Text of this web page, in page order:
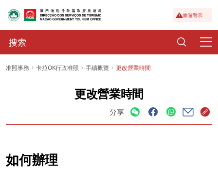
旅遊警示
准照事務 卡拉OK行政准照 手續概覽 更改營業時間
更改營業時間
分享
如何辦理